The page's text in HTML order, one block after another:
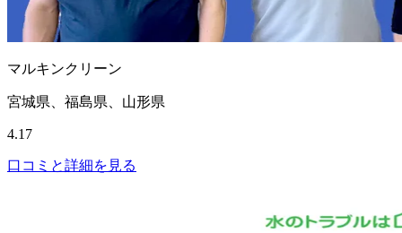
マルキンクリーン
宮城県、福島県、山形県
4.17
口コミと詳細を見る